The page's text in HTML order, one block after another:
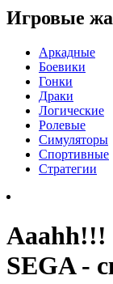
Игровые
Аркадные
Боевики
Гонки
Драки
Логические
Ролевые
Симуляторы
Спортивные
Стратегии
Aaahh!!!
SEGA -